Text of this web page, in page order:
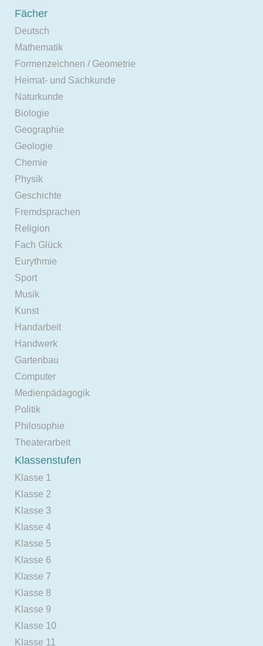
Fächer
Deutsch
Mathematik
Formenzeichnen / Geometrie
Heimat- und Sachkunde
Naturkunde
Biologie
Geographie
Geologie
Chemie
Physik
Geschichte
Fremdsprachen
Religion
Fach Glück
Eurythmie
Sport
Musik
Kunst
Handarbeit
Handwerk
Gartenbau
Computer
Medienpädagogik
Politik
Philosophie
Theaterarbeit
Klassenstufen
Klasse 1
Klasse 2
Klasse 3
Klasse 4
Klasse 5
Klasse 6
Klasse 7
Klasse 8
Klasse 9
Klasse 10
Klasse 11